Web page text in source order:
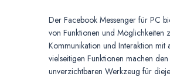
Der Facebook Messenger für PC
von Funktionen und Möglichkeiten
Kommunikation und Interaktion mit
vielseitigen Funktionen machen
unverzichtbaren Werkzeug für